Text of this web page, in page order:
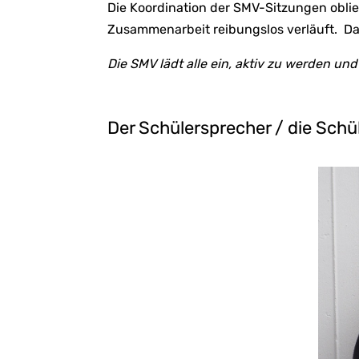
Die Koordination der SMV-Sitzungen
Zusammenarbeit reibungslos verläuft.
Die SMV lädt alle ein, aktiv zu werden
Der Schülersprecher / die